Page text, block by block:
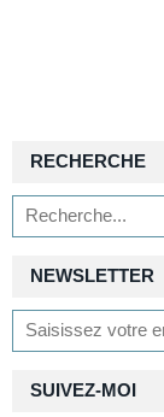
NEWSLETTER
SUIVEZ-MOI
RECHERCHE